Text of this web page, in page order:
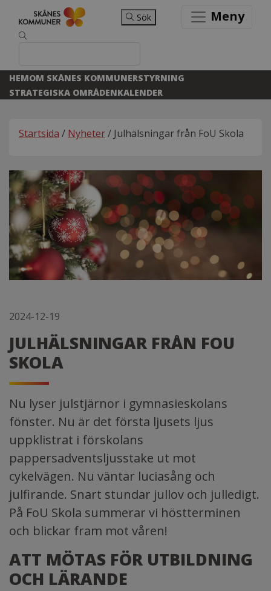
Sök Meny
HEMOM SKÅNES KOMMUNERSTYRNING
STRATEGISKA OMRÅDENKALENDER
Startsida / Nyheter/ Julhälsningar från FoU Skola
2024-12-19
JULHÄLSNINGAR FRÅN FOU
SKOLA
Nu lyser julstjärnor i gymnasieskolans
fönster. Nu är det första ljusets ljus
uppklistrat i förskolans
pappersadventsljusstake ut mot
cykelvägen. Nu väntar luciasång och
julfirande. Snart stundar jullov och julledigt.
På FoU Skola summerar vi höstterminen
och blickar fram mot våren!
ATT MÖTAS FÖR UTBILDNING
OCH LÄRANDE